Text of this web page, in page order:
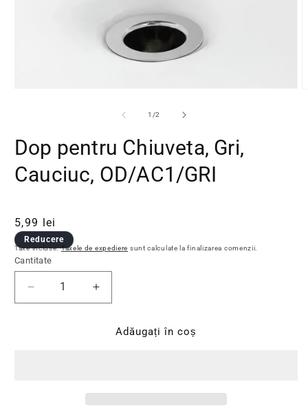
1 /din
2
Dop pentru Chiuveta, Gri,
Cauciuc, OD/AC1/GRI
Preț redus
5,99 lei
Reducere
Taxe incluse.Taxele de expediere sunt calculate la finalizarea comenzii.
Cantitate
Adăugați în coș